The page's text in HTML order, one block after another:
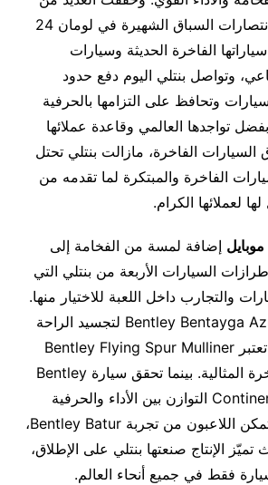
الإنجازات، بدءاً من انتصارات السباق الشهيرة في لومان 24
الفاخرة الحديثة وسيارات
وتواصل بنتلي اليوم دفع حدود
وتحافظ على التزامها بالحرفية
تواجدها العالمي وقاعدة عملائها
الفاخرة، مازالت بنتلي تحتل
الفاخرة والمبتكرة لما تقدمه من
لعملائها الكرام.
إضافة لمسة من الفخامة إلى
السيارات الأربعة من بنتلي التي
والتجارب داخل اللعبة للاختيار منها.
وصُممت سيارة Bentley Bentayga Azure لتجسيد الراحة
والرفاهية، في حين تعتبر Bentley Flying Spur Mulliner
سيارة السيدان الفاخرة المثالية. بينما تحقق سيارة Bentley
Continental GTC Mulliner التوازن بين الأداء والحرفية
والأناقة. وأخيراً، سيتمكن اللاعبون من تجربة Bentley Batur،
الإنتاج صنعتها بنتلي على الإطلاق،